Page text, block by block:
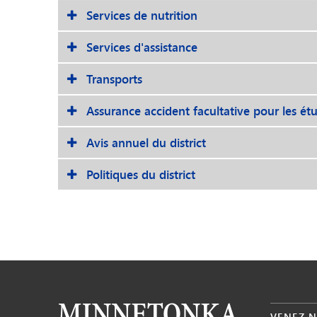
Services de nutrition
Services d'assistance
Transports
Assurance accident facultative pour les
Avis annuel du district
Politiques du district